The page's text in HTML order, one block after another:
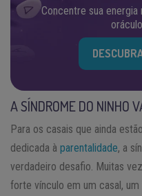
Concentre sua energia
A SÍNDROME DO NINHO
Para os casais que ainda
dedicada à parentalidade, a
verdadeiro desafio. Muitas
forte vínculo em um casal,